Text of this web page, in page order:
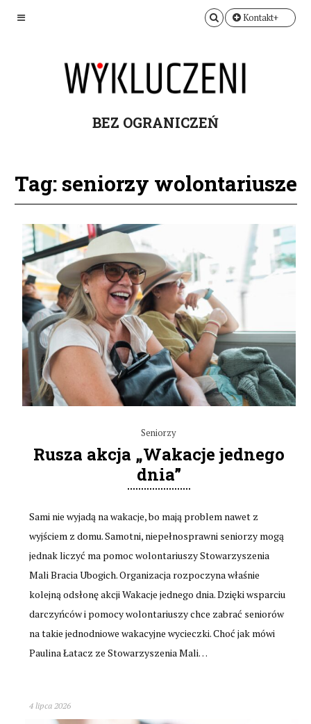
Kontakt+
BEZ OGRANICZEŃ
Tag: seniorzy wolontariusze
Seniorzy
Rusza akcja „Wakacje jednego
dnia”
Sami nie wyjadą na wakacje, bo mają problem nawet z
wyjściem z domu. Samotni, niepełnosprawni seniorzy mogą
jednak liczyć ma pomoc wolontariuszy Stowarzyszenia
Mali Bracia Ubogich. Organizacja rozpoczyna właśnie
kolejną odsłonę akcji Wakacje jednego dnia. Dzięki wsparciu
darczyńców i pomocy wolontariuszy chce zabrać seniorów
na takie jednodniowe wakacyjne wycieczki. Choć jak mówi
Paulina Łatacz ze Stowarzyszenia Mali…
4 lipca 2026